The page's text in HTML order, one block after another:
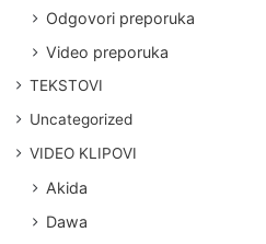
Odgovori preporuka
Video preporuka
TEKSTOVI
Uncategorized
VIDEO KLIPOVI
Akida
Dawa